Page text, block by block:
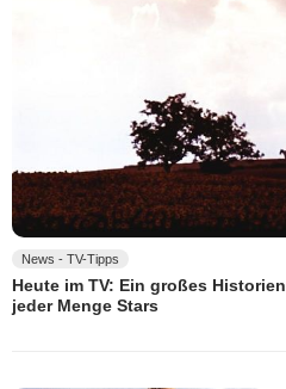
News - TV-Tipps
Heute im TV: Ein großes
jeder Menge Stars